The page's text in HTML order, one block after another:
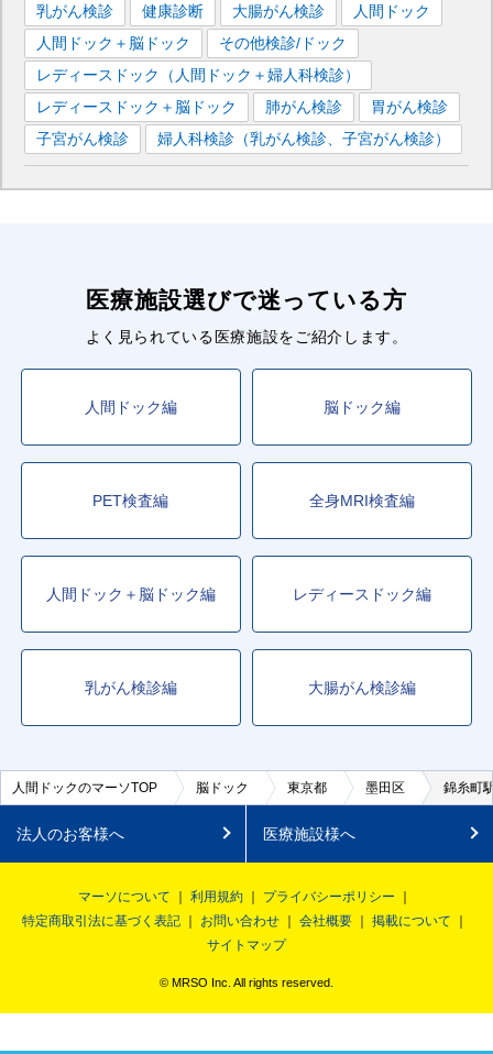
乳がん検診 健康診断 大腸がん検診
人間ドック
人間ドック＋脳ドック
その他検診/ドック
レディースドック（人間ドック＋婦人科検診）
レディースドック＋脳ドック
肺がん検診
胃がん検診
子宮がん検診
婦人科検診（乳がん検診、子宮がん検診）
医療施設選びで迷っている方
よく見られている医療施設をご紹介します。
人間ドック編 脳ドック編
PET検査編 全身MRI検査編
人間ドック＋脳ドック編 レディースドック編
乳がん検診編 大腸がん検診編
人間ドックのマーソTOP 脳ドック 東京都 墨田区 錦糸町
法人のお客様へ 医療施設様へ
マーソについて 利用規約
プライバシーポリシー
特定商取引法に基づく表記
お問い合わせ 会社概要
掲載について
サイトマップ
© MRSO Inc. All rights reserved.